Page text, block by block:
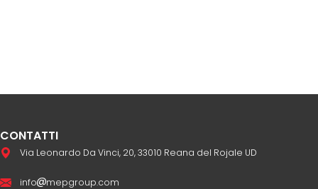
CONTATTI
Via Leonardo Da Vinci, 20, 33010 Reana del Rojale UD
info mepgroup.com